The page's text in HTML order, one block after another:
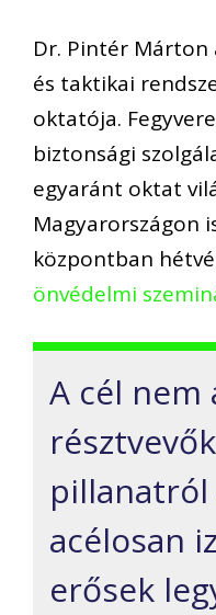
Dr. Pintér Márton
és taktikai
oktatója.
biztonsági
egyaránt oktat
Magyarországon
központban
önvédelmi
A cél nem
pillanatról
acélosan
erősek